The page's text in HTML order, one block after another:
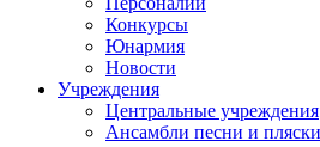
Конкурсы
Юнармия
Новости
Учреждения
Центральные учреждения
Ансамбли песни и пляски